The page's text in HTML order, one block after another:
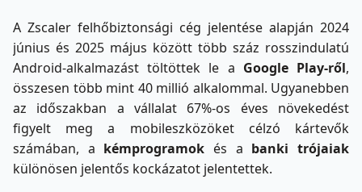
A Zscaler felhőbiztonsági cég jelentése alapján 2024
június és 2025 május között több száz rosszindulatú
Android-alkalmazást töltöttek le a Google Play-ről,
összesen több mint 40 millió alkalommal. Ugyanebben
az időszakban a vállalat 67%-os éves növekedést
figyelt meg a mobileszközöket célzó kártevők
számában, a kémprogramok és a banki trójaiak
különösen jelentős kockázatot jelentettek.